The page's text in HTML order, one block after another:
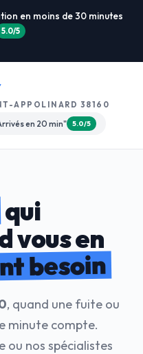
en moins de 30 minutes
APPOLINARD 38160
gratuit" 4.8/5
qui
vous en
besoin
, quand une fuite ou
minute compte.
ou nos spécialistes